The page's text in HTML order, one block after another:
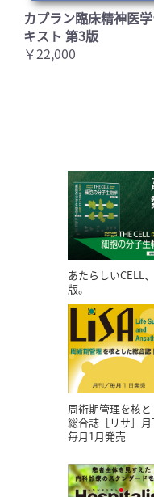
カプラン臨床精神医
キスト 第3版
￥22,000
あたらしいCELL
版。
周術期管理を核と
総合誌［リサ］
毎月1月発売